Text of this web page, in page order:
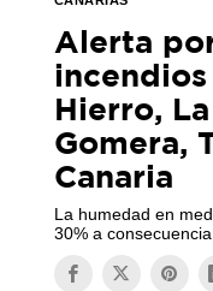
Alerta
Hierro,
Gomera,
Canaria
La humedad en
30% a